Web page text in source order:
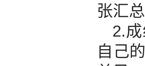
张汇
2.
自己